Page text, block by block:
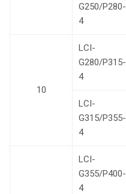
G250/P280-
4
10
LCI-
G280/P315-
4
LCI-
G315/P355-
4
LCI-
G355/P400-
4